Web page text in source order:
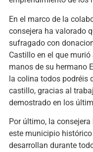
En el marco de la
consejera ha valorado
sufragado con
Castillo en el que murió
manos de su hermano
la colina todos podréis
castillo, gracias al
demostrado en los
Por último, la
este municipio
desarrollan durante